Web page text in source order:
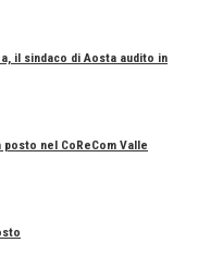
il sindaco di Aosta audito in
nel CoReCom Valle